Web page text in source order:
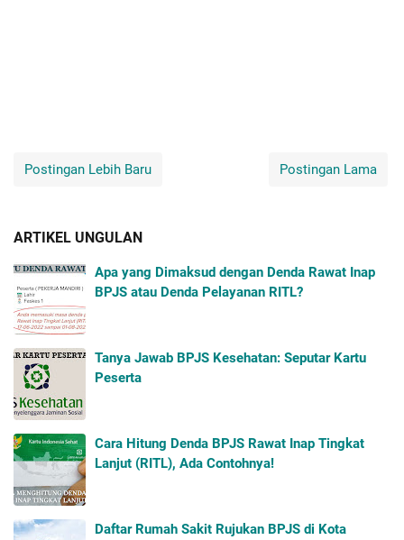
Postingan Lebih Baru Postingan Lama
ARTIKEL UNGULAN
Apa yang Dimaksud dengan Denda Rawat Inap
BPJS atau Denda Pelayanan RITL?
Tanya Jawab BPJS Kesehatan: Seputar Kartu
Peserta
Cara Hitung Denda BPJS Rawat Inap Tingkat
Lanjut (RITL), Ada Contohnya!
Daftar Rumah Sakit Rujukan BPJS di Kota